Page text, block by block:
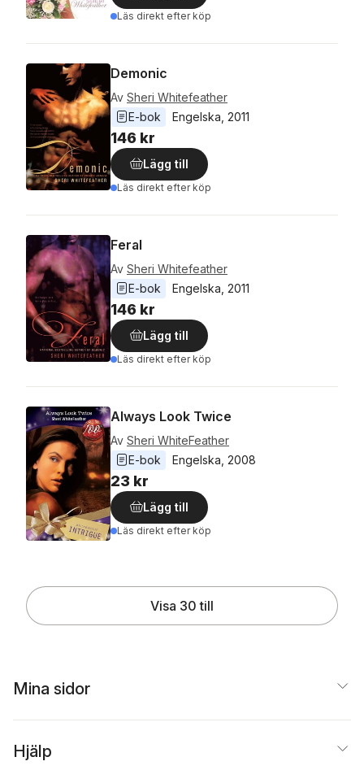
Läs direkt efter köp
Demonic
Av Sheri Whitefeather
E-bok
Engelska 2011
146 kr
Lägg till
Läs direkt efter köp
Feral
Av Sheri Whitefeather
E-bok
Engelska 2011
146 kr
Lägg till
Läs direkt efter köp
Always Look Twice
Av Sheri WhiteFeather
E-bok
Engelska 2008
23 kr
Lägg till
Läs direkt efter köp
Visa 30 till
Mina sidor
Hjälp